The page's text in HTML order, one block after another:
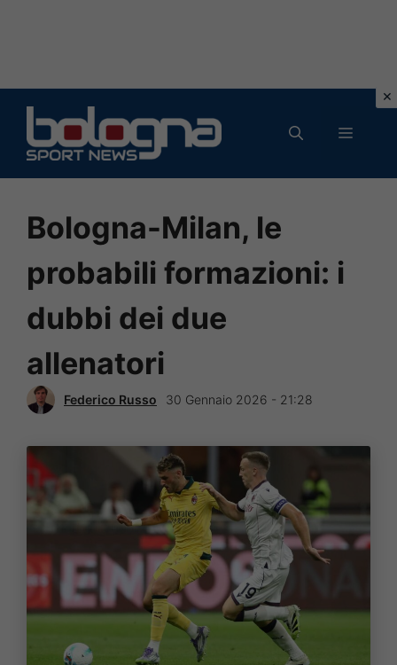
contenuto
MENU
Bologna-Milan, le
probabili formazioni: i
dubbi dei due
allenatori
Federico Russo 30 Gennaio 2026 - 21:28